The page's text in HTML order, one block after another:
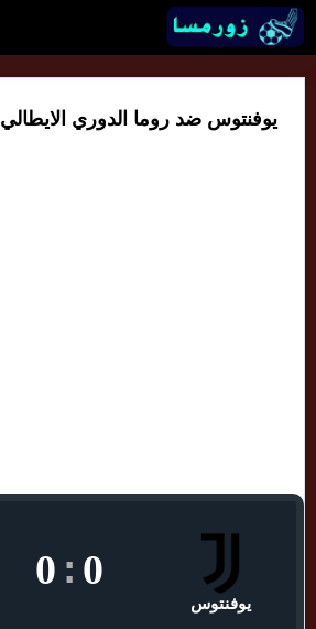
يوفنتوس ضد روما الدوري الايطالي 9:45
يوفنتوس
0
:
0